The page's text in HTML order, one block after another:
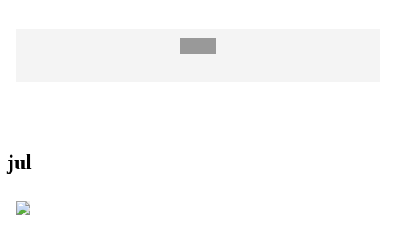
jul